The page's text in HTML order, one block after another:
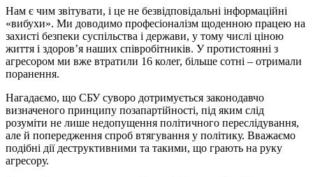
Нам є чим звітувати, і це не безвідповідальні інформаційні
«вибухи». Ми доводимо професіоналізм щоденною працею на
захисті безпеки суспільства і держави, у тому числі ціною
життя і здоров’я наших співробітників. У протистоянні з
агресором ми вже втратили 16 колег, більше сотні – отримали
поранення.
Нагадаємо, що СБУ суворо дотримується законодавчо
визначеного принципу позапартійності, під яким слід
розуміти не лише недопущення політичного переслідування,
але й попередження спроб втягування у політику. Вважаємо
подібні дії деструктивними та такими, що грають на руку
агресору.